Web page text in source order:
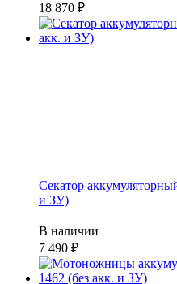
18 870
Секатор
и ЗУ)
В наличии
7 490